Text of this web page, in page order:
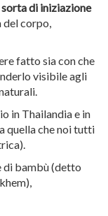
sorta di iniziazione
del corpo,
fatto sia con che
visibile agli
in Thailandia e in
quella che noi tutti
di bambù (detto